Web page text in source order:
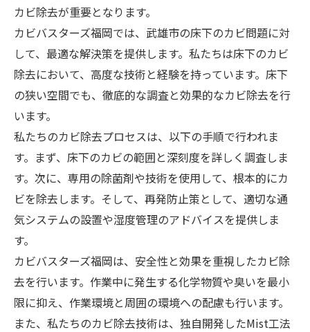
カビ除去が重要となります。
カビバスターズ福岡では、武雄市の床下のカビ問題に対
して、最適な解決策を提供します。私たちは床下のカビ
除去において、高度な技術と経験を持っています。床下
の狭い空間でも、徹底的な調査と効果的なカビ除去を行
います。
私たちのカビ除去プロセスは、以下の手順で行われま
す。まず、床下のカビの範囲と深刻度を詳しく調査しま
す。次に、専用の除菌剤や技術を使用して、根本的にカ
ビを除去します。そして、再発防止策として、適切な通
気システムの設置や湿度管理のアドバイスを提供しま
す。
カビバスターズ福岡は、安全性と効果を重視したカビ除
去を行います。作業中に発生する化学物質や臭いを最小
限に抑え、作業環境と周囲の環境への配慮も行います。
また、私たちのカビ除去技術は、独自開発したMist工法